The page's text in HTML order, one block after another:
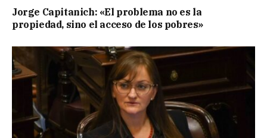
Jorge Capitanich: «El problema no es la
propiedad, sino el acceso de los pobres»